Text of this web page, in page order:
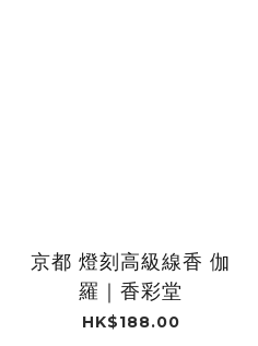
京都 燈刻高級線香 伽
羅｜香彩堂
HK$188.00